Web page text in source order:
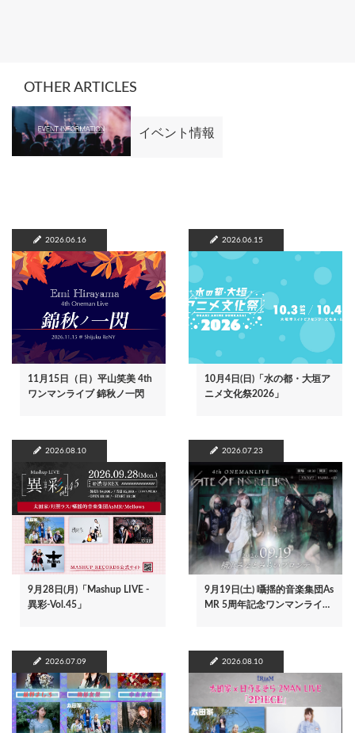
OTHER ARTICLES
イベント情報
2026.06.16
11月15日（日）平山笑美 4th
ワンマンライブ 錦秋ノ一閃
2026.06.15
10月4日(日)「水の都・大垣ア
ニメ文化祭2026」
2026.08.10
9月28日(月)「Mashup LIVE -
異彩-Vol.45」
2026.07.23
9月19日(土) 囁揺的音楽集団As
MR 5周年記念ワンマンライ…
2026.07.09 2026.08.10